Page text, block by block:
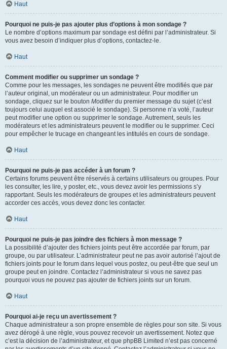
Haut
Pourquoi ne puis-je pas ajouter plus d’options à mon sondage ?
Le nombre d’options maximum par sondage est défini par l’administrateur. Si
vous avez besoin d’indiquer plus d’options, contactez-le.
Haut
Comment modifier ou supprimer un sondage ?
Comme pour les messages, les sondages ne peuvent être modifiés que par
l’auteur original, un modérateur ou un administrateur. Pour modifier un
sondage, cliquez sur le bouton Modifierdu premier message du sujet (c’est
toujours celui auquel est associé le sondage). Si personne n’a voté, l’auteur
peut modifier une option ou supprimer le sondage. Autrement, seuls les
modérateurs et les administrateurs peuvent le modifier ou le supprimer. Ceci
pour empêcher le trucage en changeant les intitulés en cours de sondage.
Haut
Pourquoi ne puis-je pas accéder à un forum ?
Certains forums peuvent être réservés à certains utilisateurs ou groupes. Pour
les consulter, les lire, y poster, etc., vous devez avoir les permissions s’y
rapportant. Seuls les modérateurs de groupes et les administrateurs peuvent
accorder ces accès, vous devez donc les contacter.
Haut
Pourquoi ne puis-je pas joindre des fichiers à mon message ?
La possibilité d’ajouter des fichiers joints peut être accordée par forum, par
groupe, ou par utilisateur. L’administrateur peut ne pas avoir autorisé l’ajout de
fichiers joints pour le forum dans lequel vous postez, ou peut-être que seul un
groupe peut en joindre. Contactez l’administrateur si vous ne savez pas
pourquoi vous ne pouvez pas ajouter de fichiers joints sur un forum.
Haut
Pourquoi ai-je reçu un avertissement ?
Chaque administrateur a son propre ensemble de règles pour son site. Si vous
avez dérogé à une règle, vous pouvez recevoir un avertissement. Notez que
c’est la décision de l’administrateur, et que phpBB Limited n’est pas concerné